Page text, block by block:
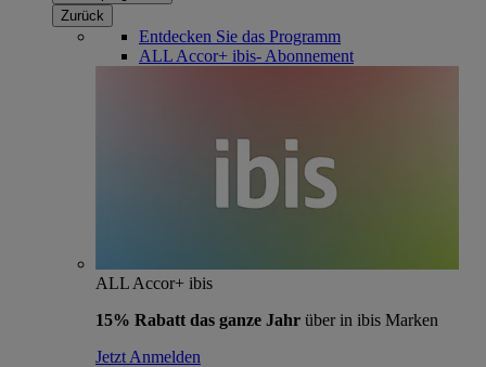
Zurück
Entdecken Sie das Programm
ALL Accor+ ibis- Abonnement
ALL Accor+ ibis
15% Rabatt das ganze Jahr über in ibis Marken
Jetzt Anmelden